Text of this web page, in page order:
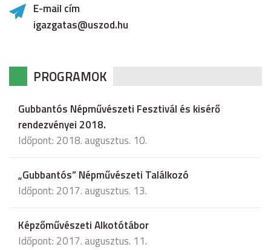
E-mail cím
igazgatas@uszod.hu
PROGRAMOK
Gubbantós Népművészeti Fesztivál és kisérő
rendezvényei 2018.
Időpont: 2018. augusztus. 10.
„Gubbantós” Népművészeti Találkozó
Időpont: 2017. augusztus. 13.
Képzőművészeti Alkotótábor
Időpont: 2017. augusztus. 11.